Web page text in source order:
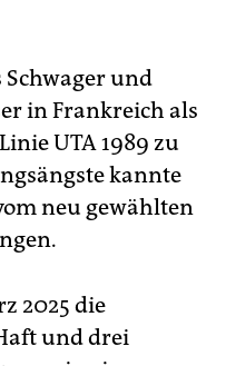
und
in Frankreich als
UTA 1989 zu
kannte
neu gewählten
2025 die
und drei